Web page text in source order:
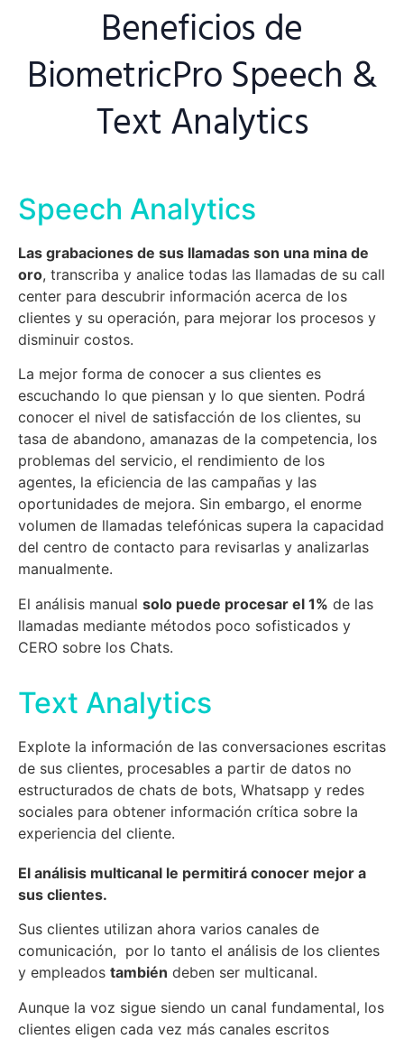
Beneficios de
BiometricPro Speech &
Text Analytics
Speech Analytics
Las grabaciones de sus llamadas son una mina de
oro, transcriba y analice todas las llamadas de su call
center para descubrir información acerca de los
clientes y su operación, para mejorar los procesos y
disminuir costos.
La mejor forma de conocer a sus clientes es
escuchando lo que piensan y lo que sienten. Podrá
conocer el nivel de satisfacción de los clientes, su
tasa de abandono, amanazas de la competencia, los
problemas del servicio, el rendimiento de los
agentes, la eficiencia de las campañas y las
oportunidades de mejora. Sin embargo, el enorme
volumen de llamadas telefónicas supera la capacidad
del centro de contacto para revisarlas y analizarlas
manualmente.
El análisis manual solo puede procesar el 1% de las
llamadas mediante métodos poco sofisticados y
CERO sobre los Chats.
Text Analytics
Explote la información de las conversaciones escritas
de sus clientes, procesables a partir de datos no
estructurados de chats de bots, Whatsapp y redes
sociales para obtener información crítica sobre la
experiencia del cliente.
El análisis multicanal le permitirá conocer mejor a
sus clientes.
Sus clientes utilizan ahora varios canales de
comunicación, por lo tanto el análisis de los clientes
y empleados también deben ser multicanal.
Aunque la voz sigue siendo un canal fundamental, los
clientes eligen cada vez más canales escritos